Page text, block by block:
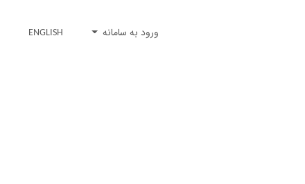
ورود به سامانه ENGLISH